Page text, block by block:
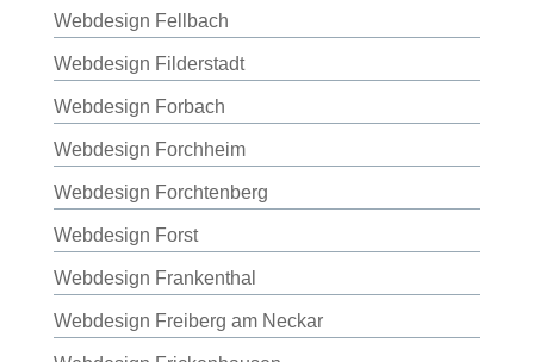
Webdesign Fellbach
Webdesign Filderstadt
Webdesign Forbach
Webdesign Forchheim
Webdesign Forchtenberg
Webdesign Forst
Webdesign Frankenthal
Webdesign Freiberg am Neckar